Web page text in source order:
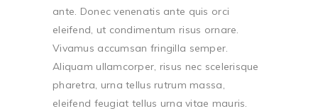
ante. Donec venenatis ante quis orci
eleifend, ut condimentum risus ornare.
Vivamus accumsan fringilla semper.
Aliquam ullamcorper, risus nec scelerisque
pharetra, urna tellus rutrum massa,
eleifend feugiat tellus urna vitae mauris.